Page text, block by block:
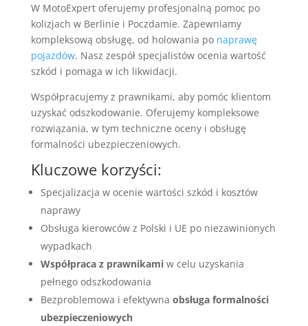
W MotoExpert oferujemy profesjonalną pomoc po
kolizjach w Berlinie i Poczdamie. Zapewniamy
kompleksową obsługę, od holowania po naprawę
pojazdów. Nasz zespół specjalistów ocenia wartość
szkód i pomaga w ich likwidacji.
Współpracujemy z prawnikami, aby pomóc klientom
uzyskać odszkodowanie. Oferujemy kompleksowe
rozwiązania, w tym techniczne oceny i obsługę
formalności ubezpieczeniowych.
Kluczowe korzyści:
Specjalizacja w ocenie wartości szkód i kosztów
naprawy
Obsługa kierowców z Polski i UE po niezawinionych
wypadkach
Współpraca z prawnikamiw celu uzyskania
pełnego odszkodowania
Bezproblemowa i efektywna obsługa formalności
ubezpieczeniowych